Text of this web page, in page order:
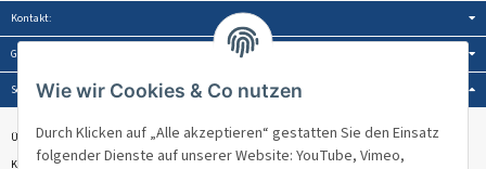
Kontakt:
Gesetzliche Informationen:
Service:
Über Venandi
Kontakt & Beratung
Wie wir Cookies & Co nutzen
Durch Klicken auf „Alle akzeptieren“ gestatten Sie den Einsatz
folgender Dienste auf unserer Website: YouTube, Vimeo,